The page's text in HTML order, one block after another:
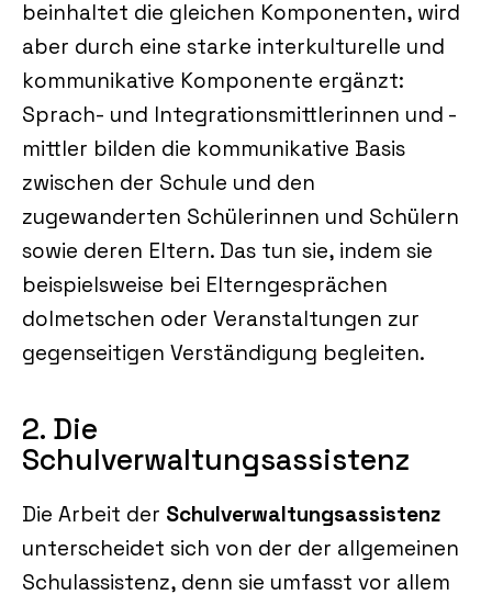
beinhaltet die gleichen Komponenten, wird
aber durch eine starke interkulturelle und
kommunikative Komponente ergänzt:
Sprach- und Integrationsmittlerinnen und -
mittler bilden die kommunikative Basis
zwischen der Schule und den
zugewanderten Schülerinnen und Schülern
sowie deren Eltern. Das tun sie, indem sie
beispielsweise bei Elterngesprächen
dolmetschen oder Veranstaltungen zur
gegenseitigen Verständigung begleiten.
2. Die
Schulverwaltungsassistenz
Die Arbeit der Schulverwaltungsassistenz
unterscheidet sich von der der allgemeinen
Schulassistenz, denn sie umfasst vor allem